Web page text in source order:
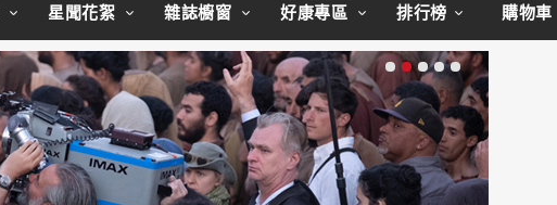
星聞花絮 雜誌櫥窗 好康專區 排行榜 購物車